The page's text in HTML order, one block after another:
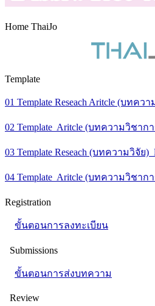
Home ThaiJo
Template
01 Template Reseach Aritcle (บทคว
02 Template Aritcle (บทความวิชาก
03 Template Reseach (บทความวิจัย)
04 Template Aritcle (บทความวิชากา
Registration
ขั้นตอนการลงทะเบียน
Submissions
ขั้นตอนการส่งบทความ
Review